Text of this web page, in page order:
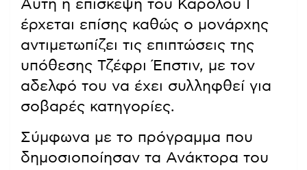
Αυτή η επίσκεψη του Καρόλου Γ΄
έρχεται επίσης καθώς ο μονάρχης
αντιμετωπίζει τις επιπτώσεις της
υπόθεσης Τζέφρι Έπστιν, με τον
αδελφό του να έχει συλληφθεί για
σοβαρές κατηγορίες.
Σύμφωνα με το πρόγραμμα που
δημοσιοποίησαν τα Ανάκτορα του